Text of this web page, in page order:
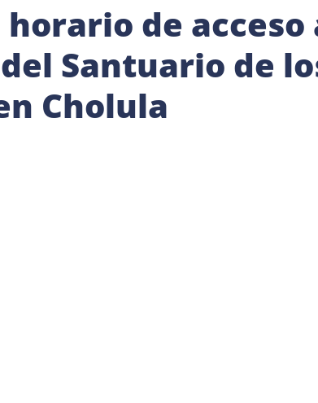
de acceso
Santuario de
Cholula